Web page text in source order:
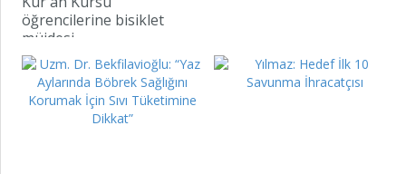
öğrencilerine bisiklet
müjdesi